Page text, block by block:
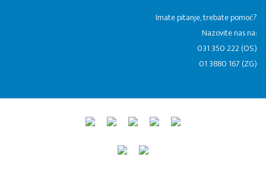
​Imate pitanje, trebate pomoć?
Nazovite nas na:
031 350 222 (OS)
01 3880 167 (ZG)